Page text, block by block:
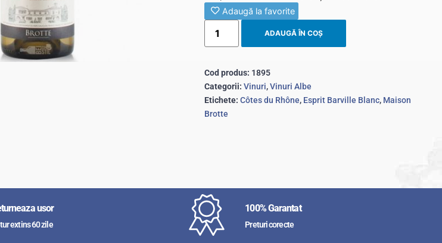
Adaugă la favorite
ADAUGĂ ÎN COȘ
Cod produs: 1895
Categorii: Vinuri,Vinuri Albe
Etichete: Côtes du Rhône, Esprit Barville Blanc, Maison
Brotte
usor
extins 60 zile
100% Garantat
Preturi corecte